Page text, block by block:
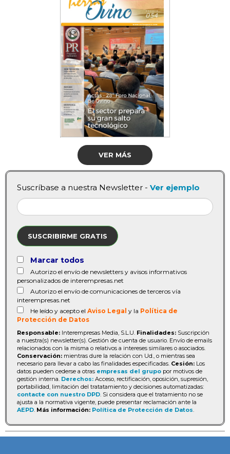
VER MÁS
Suscríbase a nuestra Newsletter - Ver ejemplo
SUSCRIBIRME GRATIS
Marcar todos
Autorizo el envío de newsletters y avisos informativos
personalizados de interempresas.net
Autorizo el envío de comunicaciones de terceros vía
interempresas.net
He leído y acepto el Aviso Legal y la Política de
Protección de Datos
Responsable: Interempresas Media, S.L.U. Finalidades: Suscripción
a nuestra(s) newsletter(s). Gestión de cuenta de usuario. Envío de emails
relacionados con la misma o relativos a intereses similares o asociados.
Conservación: mientras dure la relación con Ud., o mientras sea
necesario para llevar a cabo las finalidades especificadas. Cesión: Los
datos pueden cederse a otras empresas del grupo por motivos de
gestión interna. Derechos: Acceso, rectificación, oposición, supresión,
portabilidad, limitación del tratatamiento y decisiones automatizadas:
contacte con nuestro DPD. Si considera que el tratamiento no se
ajusta a la normativa vigente, puede presentar reclamación ante la
AEPD. Más información: Política de Protección de Datos.